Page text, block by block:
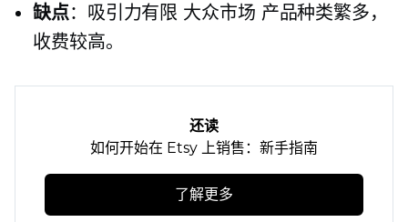
缺点：吸引力有限 大众市场 产品种类繁多，
收费较高。
还读
如何开始在 Etsy 上销售：新手指南
了解更多